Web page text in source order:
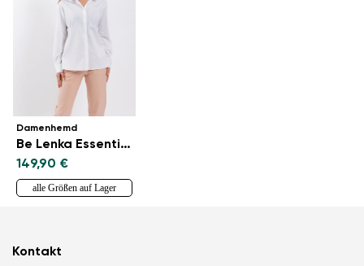
Damenhemd
Be Lenka Essentials - White
149,90 €
alle Größen auf Lager
Kontakt